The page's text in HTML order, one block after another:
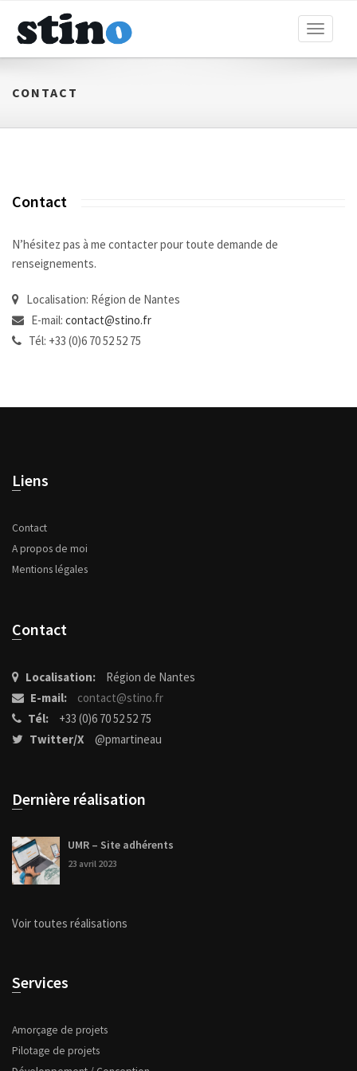
Toggle
CONTACT
Contact
N’hésitez pas à me contacter pour toute demande de
renseignements.
Localisation: Région de Nantes
E-mail: contact@stino.fr
Tél: +33 (0)6 70 52 52 75
Liens
Contact
A propos de moi
Mentions légales
Contact
Localisation:
Région de Nantes
E-mail:
contact@stino.fr
Tél:
+33 (0)6 70 52 52 75
Twitter/X
@pmartineau
Dernière réalisation
UMR – Site adhérents
23 avril 2023
Voir toutes réalisations
Services
Amorçage de projets
Pilotage de projets